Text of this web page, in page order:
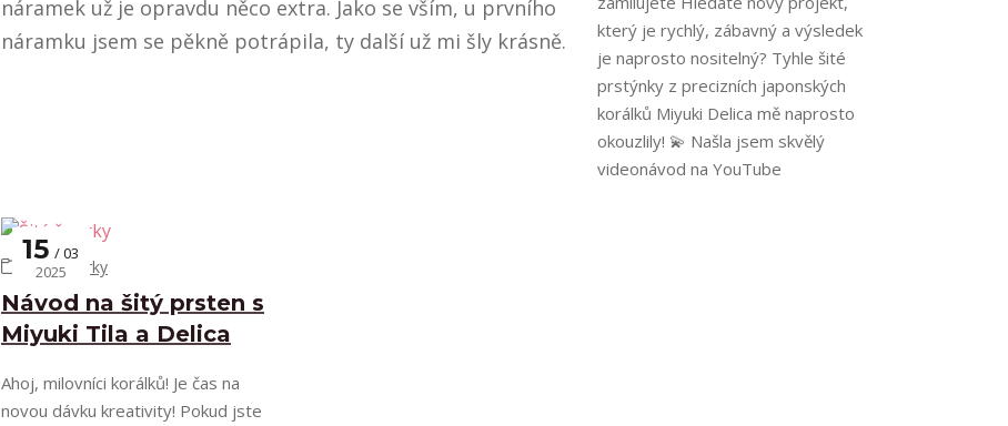
náramek už je opravdu něco extra. Jako se vším, u prvního
náramku jsem se pěkně potrápila, ty další už mi šly krásně.
který je rychlý, zábavný a výsledek
je naprosto nositelný? Tyhle šité
prstýnky z precizních japonských
korálků Miyuki Delica mě naprosto
okouzlily! 💫⁠ Našla jsem skvělý
videonávod na YouTube
Návod na šitý prsten s
Miyuki Tila a Delica
15
03
2025
Šité šperky
Ahoj, milovníci korálků! Je čas na
novou dávku kreativity! Pokud jste